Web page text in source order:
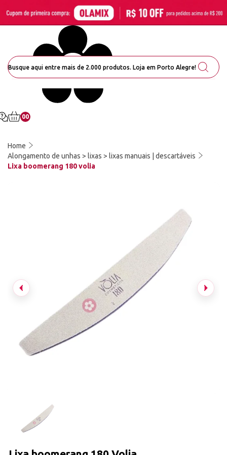
00
Home
Alongamento de unhas > lixas > lixas manuais | descartáveis
Lixa boomerang 180 volia